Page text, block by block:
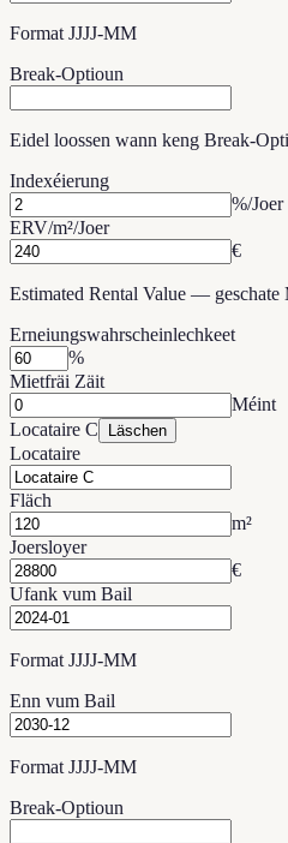
Format JJJJ-MM
Break-Optioun
Eidel loossen wann keng Break-
Indexéierung
%/Joer
ERV/m²/Joer
€
Estimated Rental Value — geschate
Erneiungswahrscheinlechkeet
%
Mietfräi Zäit
Méint
Locataire C
Läschen
Locataire
Fläch
m²
Joersloyer
€
Ufank vum Bail
Format JJJJ-MM
Enn vum Bail
Format JJJJ-MM
Break-Optioun